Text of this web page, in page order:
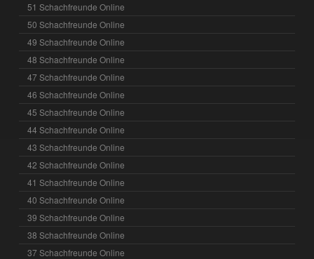
51 Schachfreunde Online
50 Schachfreunde Online
49 Schachfreunde Online
48 Schachfreunde Online
47 Schachfreunde Online
46 Schachfreunde Online
45 Schachfreunde Online
44 Schachfreunde Online
43 Schachfreunde Online
42 Schachfreunde Online
41 Schachfreunde Online
40 Schachfreunde Online
39 Schachfreunde Online
38 Schachfreunde Online
37 Schachfreunde Online